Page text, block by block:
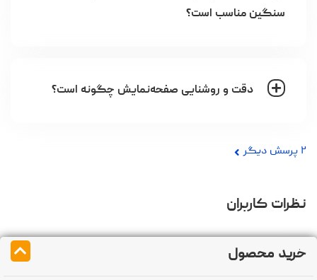
خرید محصول
سنگین مناسب است؟
دقت و روشنایی صفحه‌نمایش چگونه است؟
۲ پرسش دیگر
نظرات کاربران